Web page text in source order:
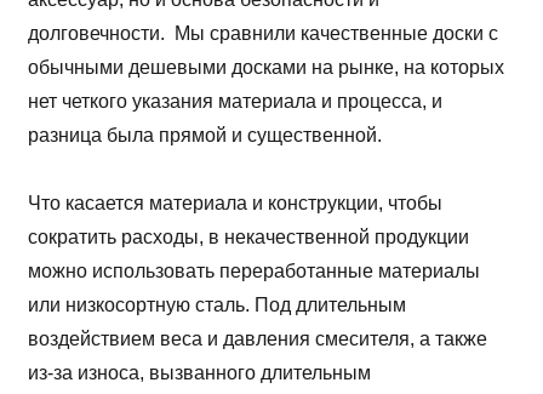
долговечности. Мы сравнили качественные доски с
обычными дешевыми досками на рынке, на которых
нет четкого указания материала и процесса, и
разница была прямой и существенной.
Что касается материала и конструкции, чтобы
сократить расходы, в некачественной продукции
можно использовать переработанные материалы
или низкосортную сталь. Под длительным
воздействием веса и давления смесителя, а также
из-за износа, вызванного длительным